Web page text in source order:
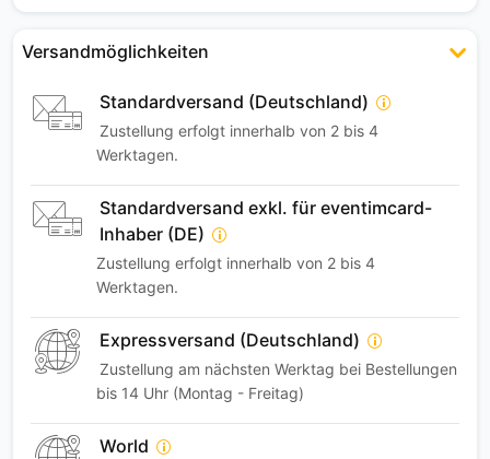
Versandmöglichkeiten
Standardversand (Deutschland)
Zustellung erfolgt innerhalb von 2 bis 4
Werktagen.
Standardversand exkl. für eventimcard-
Inhaber (DE)
Zustellung erfolgt innerhalb von 2 bis 4
Werktagen.
Expressversand (Deutschland)
Zustellung am nächsten Werktag bei Bestellungen
bis 14 Uhr (Montag - Freitag)
World